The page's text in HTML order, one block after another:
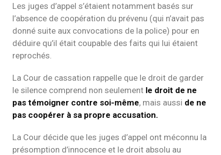
Les juges d’appel s’étaient notamment basés sur
l’absence de coopération du prévenu (qui n’avait pas
donné suite aux convocations de la police) pour en
déduire qu’il était coupable des faits qui lui étaient
reprochés.
La Cour de cassation rappelle que le droit de garder
le silence comprend non seulement le droit de ne
pas témoigner contre soi-même, mais aussi de ne
pas coopérer à sa propre accusation.
La Cour décide que les juges d’appel ont méconnu la
présomption d’innocence et le droit absolu au